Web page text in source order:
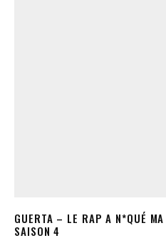
GUERTA – LE RAP A N*QUÉ
SAISON 4